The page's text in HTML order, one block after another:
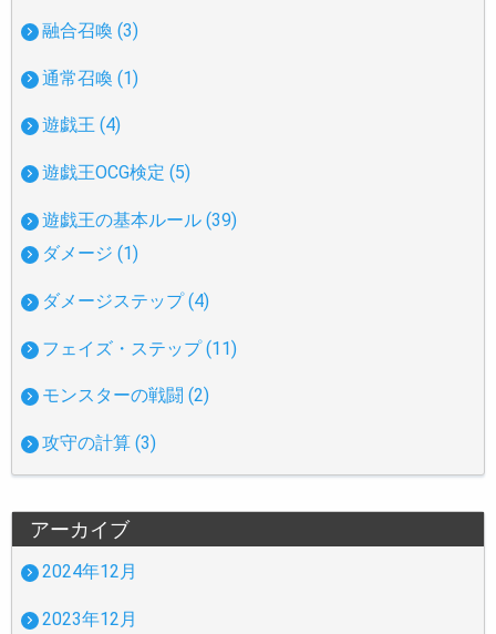
融合召喚 (3)
通常召喚 (1)
遊戯王 (4)
遊戯王OCG検定 (5)
遊戯王の基本ルール (39)
ダメージ (1)
ダメージステップ (4)
フェイズ・ステップ (11)
モンスターの戦闘 (2)
攻守の計算 (3)
アーカイブ
2024年12月
2023年12月